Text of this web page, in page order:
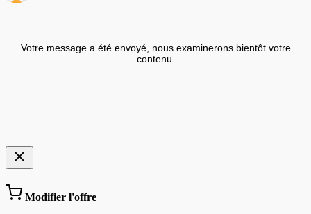
Votre message a été envoyé, nous examinerons bientôt votre
contenu.
Modifier l'offre